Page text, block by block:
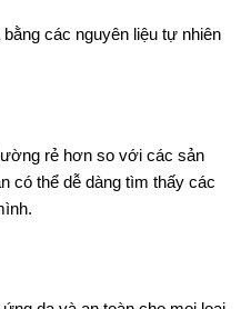
các nguyên liệu tự nhiên
rẻ hơn so với các sản
có thể dễ dàng tìm thấy các